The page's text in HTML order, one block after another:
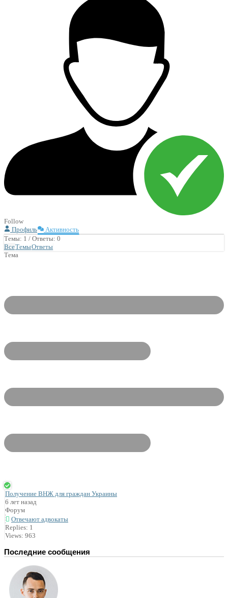
Follow
Профиль
Активность
Темы: 1 / Ответы: 0
ВсеТемыОтветы
Тема
Получение ВНЖ для граждан Украины
6 лет назад
Форум
Отвечают адвокаты
Replies: 1
Views: 963
Последние сообщения